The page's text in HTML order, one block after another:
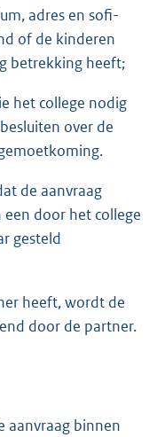
adres en sofi-
of de kinderen
betrekking heeft;
het college nodig
over de
de aanvraag
door het college
gesteld
heeft, wordt de
door de partner.
aanvraag binnen